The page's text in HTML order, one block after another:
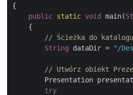
{
public static void main(
    {
// Ścieżka do katalogu
String dataDir = "/
// Utwórz obiekt
Presentation
try